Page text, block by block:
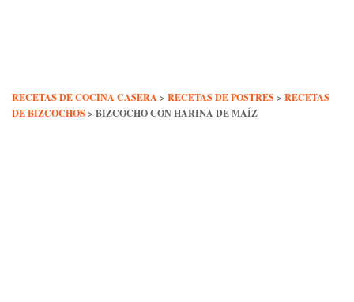
RECETAS DE COCINA CASERA > RECETAS DE POSTRES > RECETAS
DE BIZCOCHOS > BIZCOCHO CON HARINA DE MAÍZ